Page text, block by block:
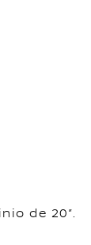
de 20”.